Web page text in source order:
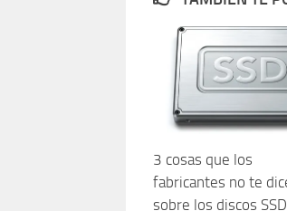
3 cosas que los
fabricantes no te
sobre los discos SSD